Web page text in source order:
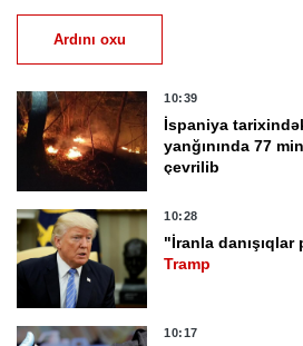
Ardını oxu
10:39
İspaniya
yanğınında 77
çevrilib
10:28
"İranla
Tramp
10:17